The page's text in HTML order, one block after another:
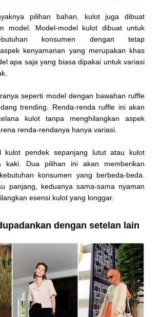
pilihan bahan, kulot juga dibuat
model. Model-model kulot dibuat untuk
konsumen dengan tetap
kenyamanan yang merupakan khas
apa saja yang biasa dipakai untuk variasi
seperti model dengan bawahan ruffle
trending. Renda-renda ruffle ini akan
kulot tanpa menghilangkan aspek
renda-rendanya hanya variasi.
kulot pendek sepanjang lutut atau kulot
kaki. Dua pilihan ini akan memberikan
konsumen yang berbeda-beda.
panjang, keduanya sama-sama nyaman
esensi kulot yang longgar.
dengan setelan lain